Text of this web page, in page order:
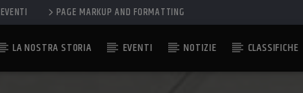
EVENTI PAGE MARKUP AND FORMATTING
LA NOSTRA STORIA EVENTI NOTIZIE CLASSIFICHE